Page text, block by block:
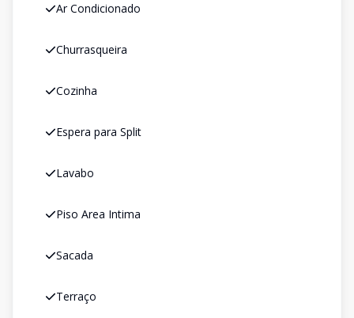
Ar Condicionado
Churrasqueira
Cozinha
Espera para Split
Lavabo
Piso Area Intima
Sacada
Terraço